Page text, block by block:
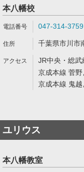
本八幡校
047-314-3759
千葉県市川市
JR中央・総
京成本線 菅
京成本線 鬼
ユリウス
本八幡教室